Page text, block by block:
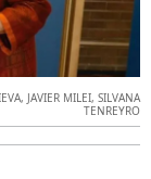
, JAVIER MILEI, SILVANA
TENREYRO